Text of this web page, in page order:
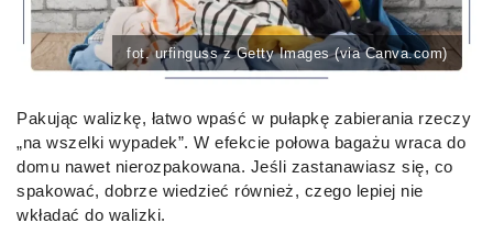
fot. urfinguss z Getty Images (via Canva.com)
Pakując walizkę, łatwo wpaść w pułapkę zabierania rzeczy
„na wszelki wypadek”. W efekcie połowa bagażu wraca do
domu nawet nierozpakowana. Jeśli zastanawiasz się, co
spakować, dobrze wiedzieć również, czego lepiej nie
wkładać do walizki.